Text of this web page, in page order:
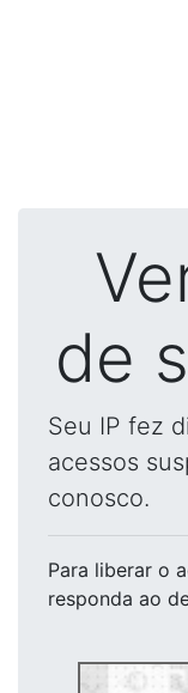
de
Seu IP fez
acessos
conosco.
Para liberar o
responda ao